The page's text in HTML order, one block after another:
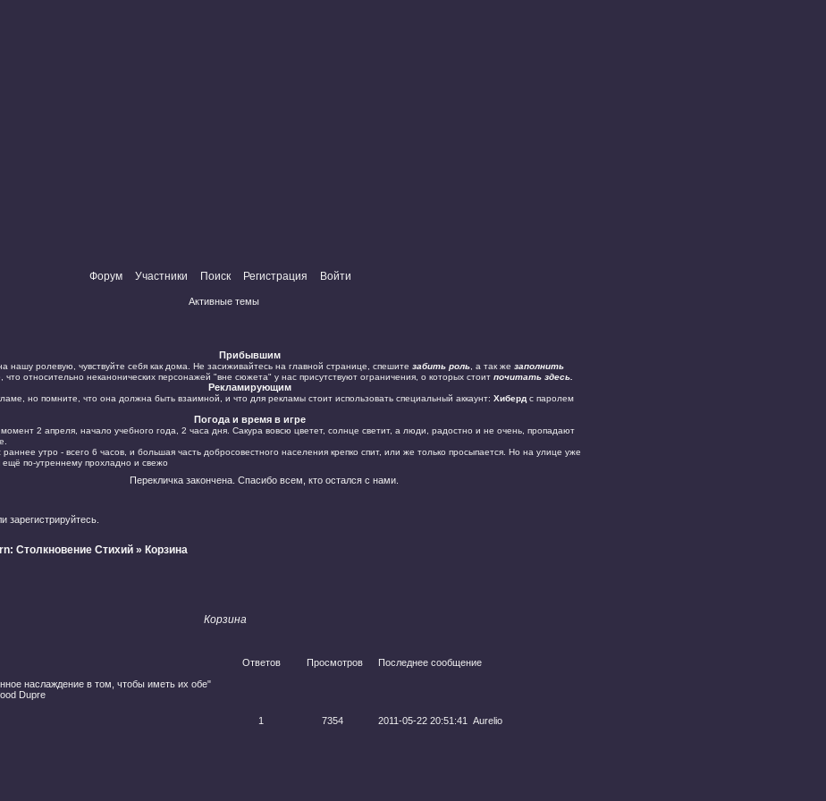
Форум Участники Поиск Регистрация Войти
Активные темы
Прибывшим
нашу ролевую, чувствуйте себя как дома. Не засиживайтесь на главной странице, спешите забить роль , а так же заполнить
что относительно неканонических персонажей "вне сюжета" у нас присутствуют ограничения, о которых стоит почитать здесь.
Рекламирующим
но помните, что она должна быть взаимной, и что для рекламы стоит использовать специальный аккаунт: Хиберд с паролем
Погода и время в игре
2 апреля, начало учебного года, 2 часа дня. Сакура вовсю цветет, солнце светит, а люди, радостно и не очень, пропадают
раннее утро - всего 6 часов, и большая часть добросовестного населения крепко спит, или же только просыпается. Но на улице уже
ещё по-утреннему прохладно и свежо
Перекличка закончена. Спасибо всем, кто остался с нами.
зарегистрируйтесь.
Столкновение Стихий » Корзина
Корзина
Ответов Просмотров
Последнее сообщение
наслаждение в том, чтобы иметь их обе"
Dupre
1 7354 2011-05-22 20:51:41 Aurelio